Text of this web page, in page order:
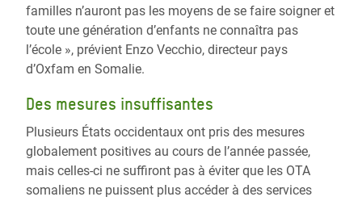
familles n’auront pas les moyens de se faire soigner et
toute une génération d’enfants ne connaîtra pas
l’école », prévient Enzo Vecchio, directeur pays
d’Oxfam en Somalie.
Des mesures insuffisantes
Plusieurs États occidentaux ont pris des mesures
globalement positives au cours de l’année passée,
mais celles-ci ne suffiront pas à éviter que les OTA
somaliens ne puissent plus accéder à des services